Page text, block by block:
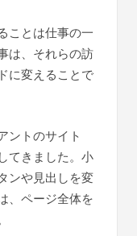
ことは仕事の一
は、それらの訪
に変えることで
ントのサイト
てきました。小
ンや見出しを変
、ページ全体を